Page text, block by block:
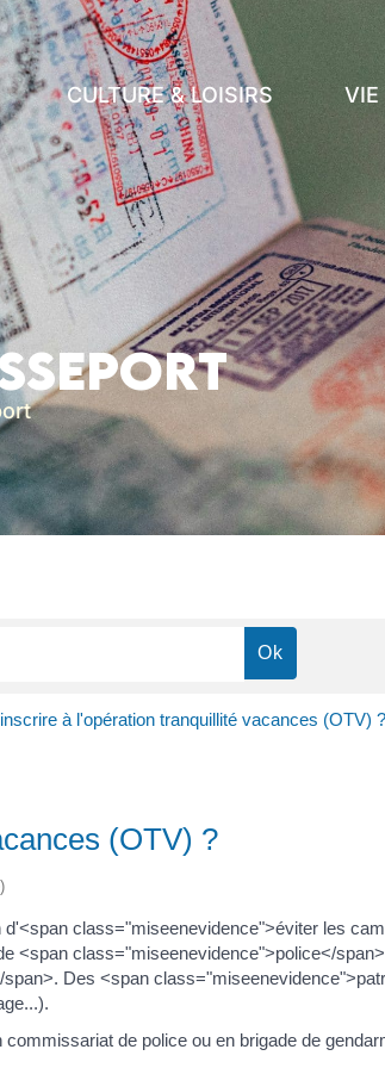
CULTURE & LOISIRS VIE
à l'opération tranquillité vacances (OTV) ?
(OTV) ?
class="miseenevidence">éviter les
<span class="miseenevidence">police</
Des <span
de police ou en brigade de